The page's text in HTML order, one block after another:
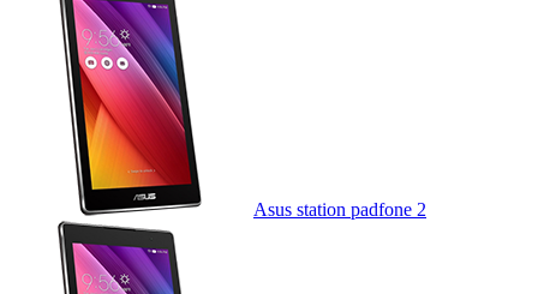
Asus station padfone 2